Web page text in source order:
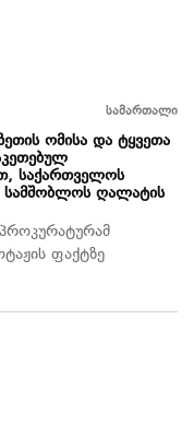
სამართალი
ომისა და ტყვეთა
საქართველოს
სამშობლოს ღალატის
ფაქტზე